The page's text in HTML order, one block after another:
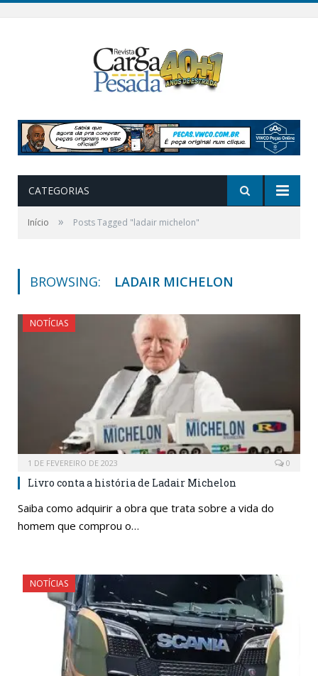
CATEGORIAS
Início » Posts Tagged "ladair michelon"
BROWSING: LADAIR MICHELON
NOTÍCIAS
1 DE FEVEREIRO DE 2023 0
Livro conta a história de Ladair Michelon
Saiba como adquirir a obra que trata sobre a vida do
homem que comprou o…
NOTÍCIAS